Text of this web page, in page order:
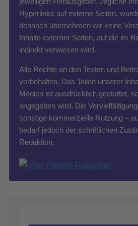
Hyperlinks auf externe Seiten,
dennoch übernehmen wir keine
Inhalte externer Seiten, auf die im
indirekt verwiesen wird.
Alle Rechte an den Texten und
vorbehalten. Das Teilen unserer
Medien ist ausdrücklich gestattet,
angegeben wird. Die
sonstige kommerzielle Nutzung –
bedarf jedoch der schriftlichen
Redaktion.